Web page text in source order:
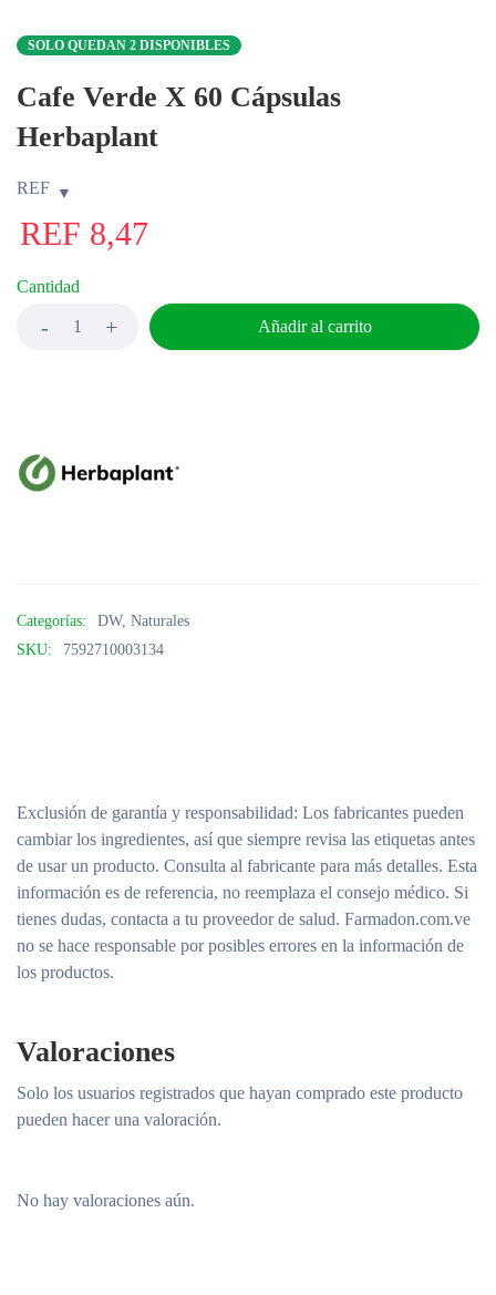
SOLO QUEDAN 2 DISPONIBLES
Cafe Verde X 60 Cápsulas
Herbaplant
REF
REF 8,47
Cantidad
Añadir al carrito
Categorías: DW, Naturales
SKU:
7592710003134
Exclusión de garantía y responsabilidad: Los fabricantes pueden
cambiar los ingredientes, así que siempre revisa las etiquetas antes
de usar un producto. Consulta al fabricante para más detalles. Esta
información es de referencia, no reemplaza el consejo médico. Si
tienes dudas, contacta a tu proveedor de salud. Farmadon.com.ve
no se hace responsable por posibles errores en la información de
los productos.
Valoraciones
No hay valoraciones aún.
Solo los usuarios registrados que hayan comprado este producto
pueden hacer una valoración.